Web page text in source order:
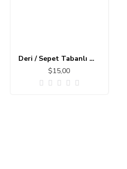
Deri / Sepet Tabanlı Modern Halı MS386
$15,00